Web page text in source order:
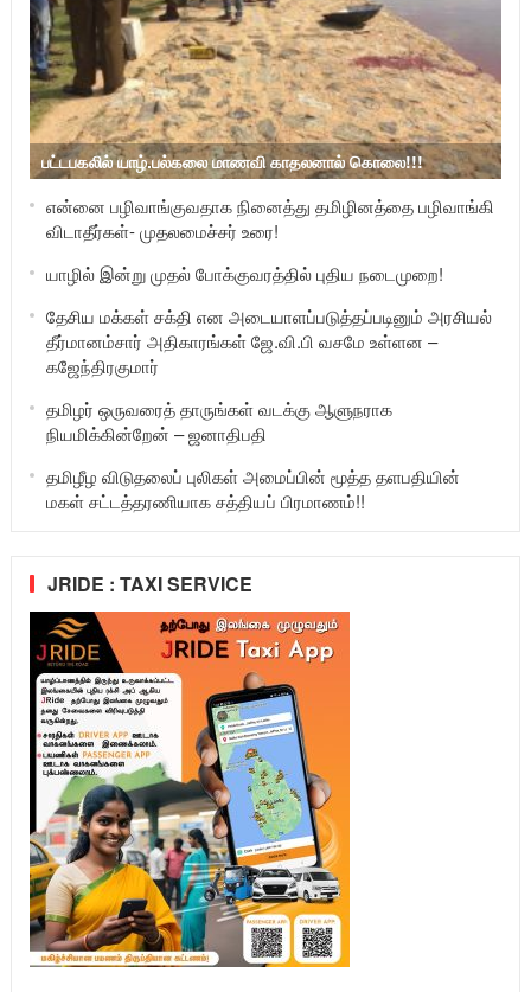
பட்டபகலில் யாழ்.பல்கலை மாணவி காதலனால் கொலை!!!
என்னை பழிவாங்குவதாக நினைத்து தமிழினத்தை பழிவாங்கி
விடாதீர்கள்- முதலமைச்சர் உரை!
யாழில் இன்று முதல் போக்குவரத்தில் புதிய நடைமுறை!
தேசிய மக்கள் சக்தி என அடையாளப்படுத்தப்படினும் அரசியல்
தீர்மானம்சார் அதிகாரங்கள் ஜே.வி.பி வசமே உள்ளன –
கஜேந்திரகுமார்
தமிழர் ஒருவரைத் தாருங்கள் வடக்கு ஆளுநராக
நியமிக்கின்றேன் – ஜனாதிபதி
தமிழீழ விடுதலைப் புலிகள் அமைப்பின் மூத்த தளபதியின்
மகள் சட்டத்தரணியாக சத்தியப் பிரமாணம்!!
JRIDE : TAXI SERVICE